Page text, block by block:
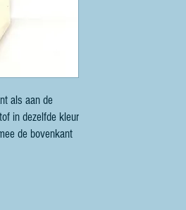
als aan de
in dezelfde kleur
de bovenkant